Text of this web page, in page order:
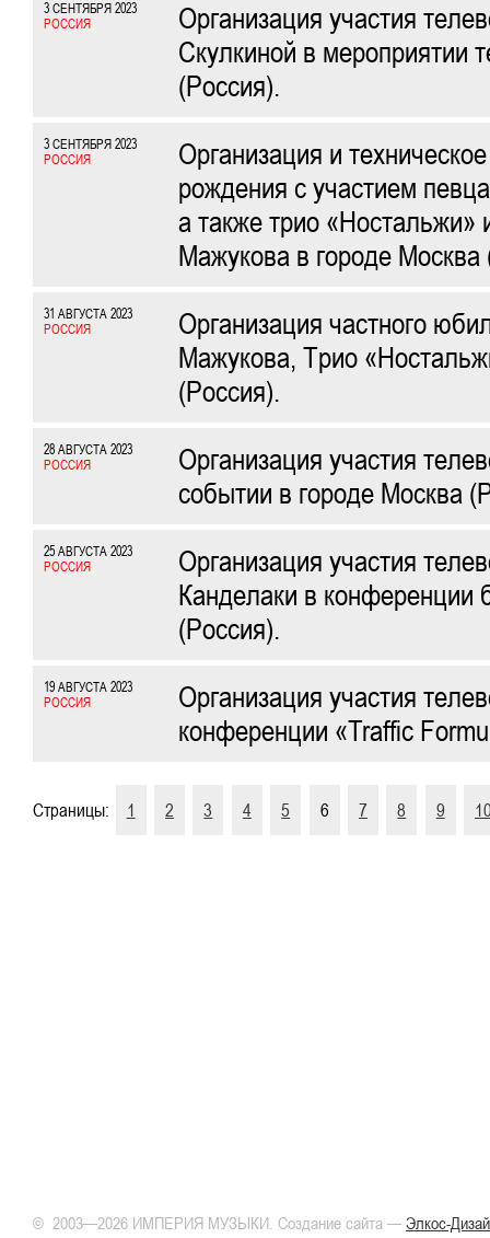
3 СЕНТЯБРЯ 2023
РОССИЯ
Организация участия
Скулкиной в мероприятии
(Россия).
3 СЕНТЯБРЯ 2023
РОССИЯ
Организация и
рождения с участием
а также трио «Ностальжи»
Мажукова в городе Москва
31 АВГУСТА 2023
РОССИЯ
Организация частного
Мажукова, Трио
(Россия).
28 АВГУСТА 2023
РОССИЯ
Организация участия
событии в городе Москва
25 АВГУСТА 2023
РОССИЯ
Организация участия
Канделаки в конференции
(Россия).
19 АВГУСТА 2023
РОССИЯ
Организация участия
конференции «Traffic
Страницы: 1 2 3 4 5 6 7 8 9
© 2003—2026 ИМПЕРИЯ МУЗЫКИ. Создание сайта — Элкос-